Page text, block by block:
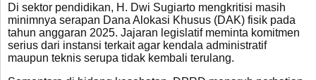
Di sektor pendidikan, H. Dwi Sugiarto mengkritisi masih
minimnya serapan Dana Alokasi Khusus (DAK) fisik pada
tahun anggaran 2025. Jajaran legislatif meminta komitmen
serius dari instansi terkait agar kendala administratif
maupun teknis serupa tidak kembali terulang.